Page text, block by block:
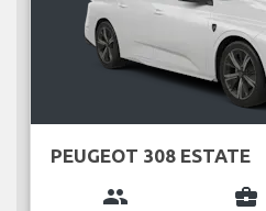
PEUGEOT 308 ESTATE
group business_center